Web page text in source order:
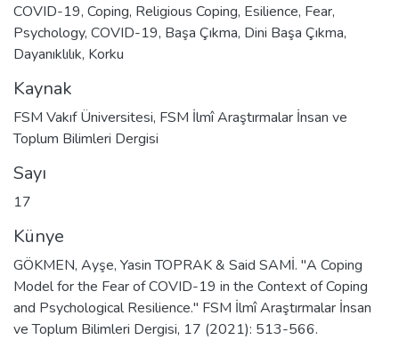
COVID-19, Coping, Religious Coping, Esilience, Fear,
Psychology, COVID-19, Başa Çıkma, Dini Başa Çıkma,
Dayanıklılık, Korku
Kaynak
FSM Vakıf Üniversitesi, FSM İlmî Araştırmalar İnsan ve
Toplum Bilimleri Dergisi
Sayı
17
Künye
GÖKMEN, Ayşe, Yasin TOPRAK & Said SAMİ. "A Coping
Model for the Fear of COVID-19 in the Context of Coping
and Psychological Resilience." FSM İlmî Araştırmalar İnsan
ve Toplum Bilimleri Dergisi, 17 (2021): 513-566.